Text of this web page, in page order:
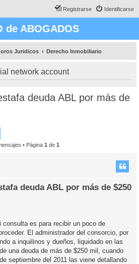
Identificarse
Registrarse
de ABOGADOS
Juridicos Derecho Inmobiliario
network account
deuda ABL por más de
• Página 1 de 1
deuda ABL por más de $250
es para recibir un poco de
El administrador del consorcio, por
a inquilinos y dueños, liquidado en las
una deuda de más de $250 mil, cuando
septiembre del 2011 las viene detallando